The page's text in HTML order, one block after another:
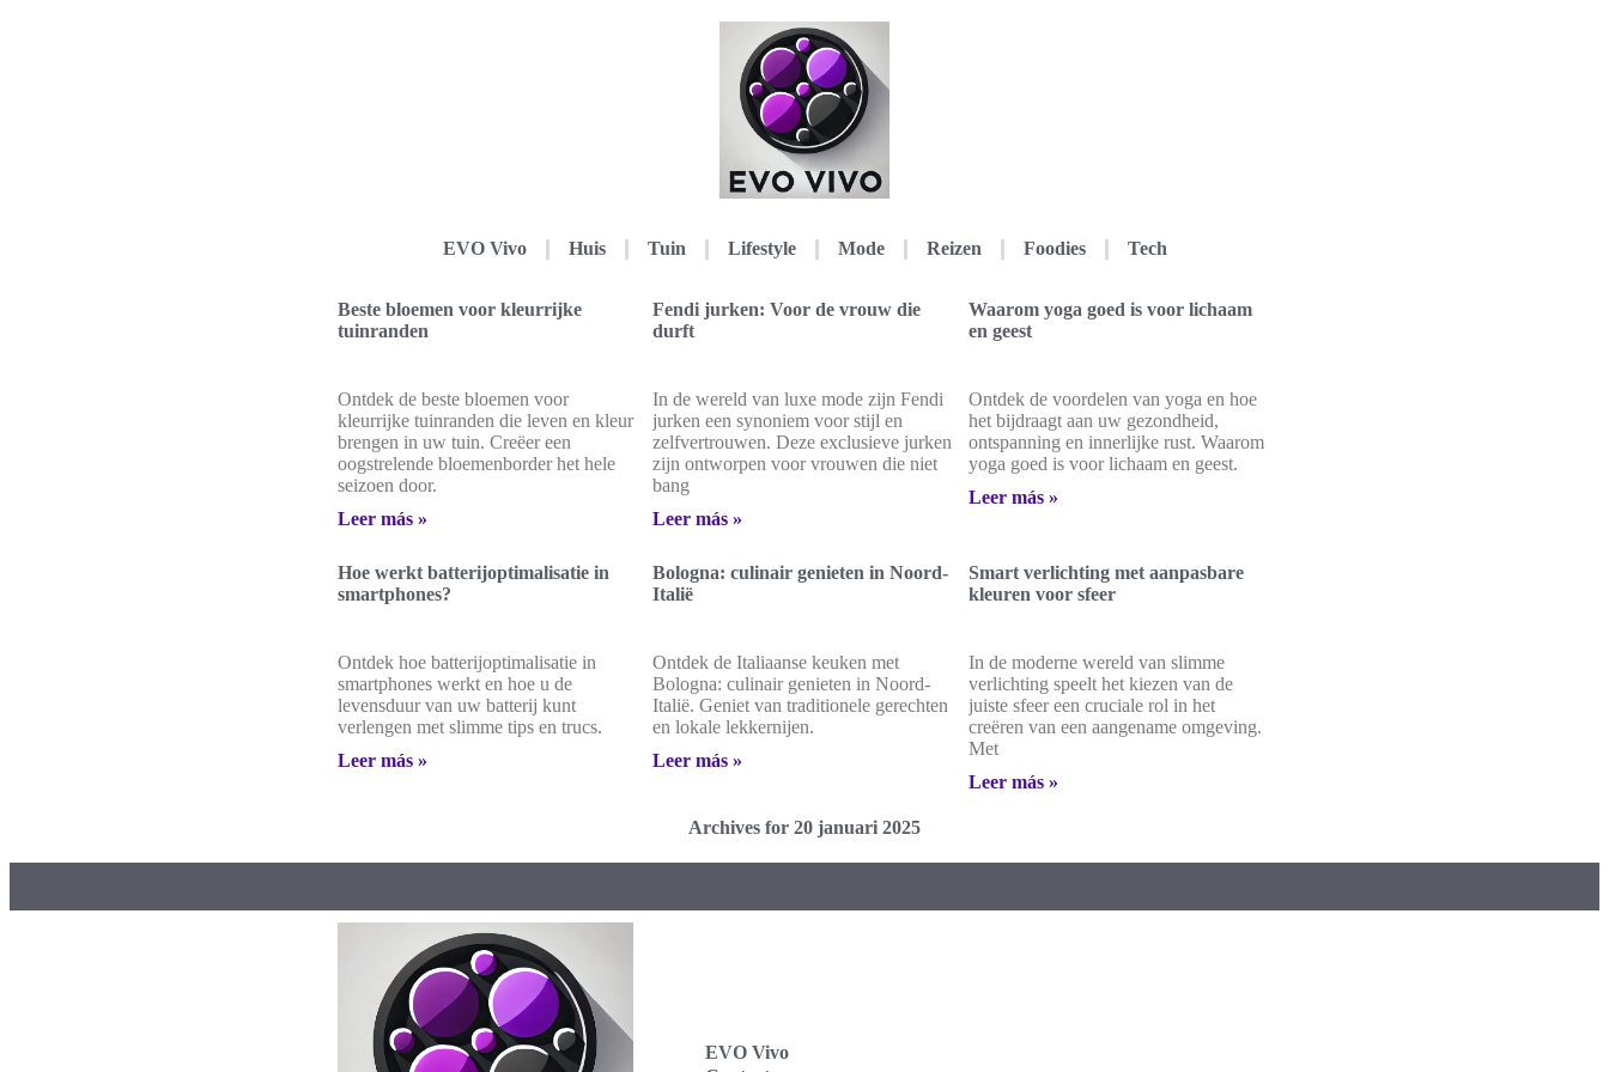
EVO Vivo Huis Tuin Lifestyle Mode Reizen Foodies Tech
Beste bloemen voor kleurrijke
tuinranden
Ontdek de beste bloemen voor
kleurrijke tuinranden die leven en kleur
brengen in uw tuin. Creëer een
oogstrelende bloemenborder het hele
seizoen door.
Leer más »
Fendi jurken: Voor de vrouw die
durft
In de wereld van luxe mode zijn Fendi
jurken een synoniem voor stijl en
zelfvertrouwen. Deze exclusieve jurken
zijn ontworpen voor vrouwen die niet
bang
Leer más »
Waarom yoga goed is voor lichaam
en geest
Ontdek de voordelen van yoga en hoe
het bijdraagt aan uw gezondheid,
ontspanning en innerlijke rust. Waarom
yoga goed is voor lichaam en geest.
Leer más »
Hoe werkt batterijoptimalisatie in
smartphones?
Ontdek hoe batterijoptimalisatie in
smartphones werkt en hoe u de
levensduur van uw batterij kunt
verlengen met slimme tips en trucs.
Leer más »
Bologna: culinair genieten in Noord-
Italië
Ontdek de Italiaanse keuken met
Bologna: culinair genieten in Noord-
Italië. Geniet van traditionele gerechten
en lokale lekkernijen.
Leer más »
Smart verlichting met aanpasbare
kleuren voor sfeer
In de moderne wereld van slimme
verlichting speelt het kiezen van de
juiste sfeer een cruciale rol in het
creëren van een aangename omgeving.
Met
Leer más »
Archives for 20 januari 2025
EVO Vivo